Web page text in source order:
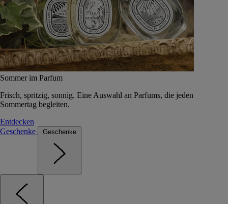
Sommer im Parfum
Frisch, spritzig, sonnig. Eine Auswahl an Parfums, die jeden
Sommertag begleiten.
Entdecken
Geschenke
Geschenke